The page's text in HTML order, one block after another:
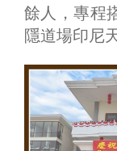
餘人，專程
隱道場印尼